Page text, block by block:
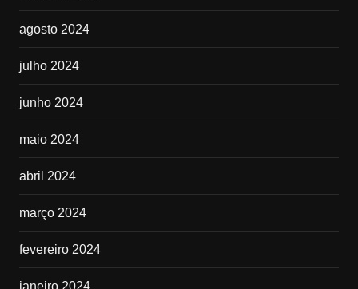
agosto 2024
julho 2024
junho 2024
maio 2024
abril 2024
março 2024
fevereiro 2024
janeiro 2024